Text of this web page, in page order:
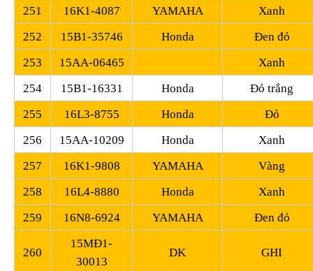
251
16K1-4087 YAMAHA
Xanh
252
15B1-35746 Honda
Đen đỏ
253
15AA-06465
Xanh
254
15B1-16331 Honda
Đỏ trắng
255
16L3-8755 Honda
Đỏ
256
15AA-10209 Honda
Xanh
257
16K1-9808 YAMAHA
Vàng
258
16L4-8880 Honda
Xanh
259
16N8-6924 YAMAHA Đen đỏ
260
15MĐ1-
30013
DK GHI